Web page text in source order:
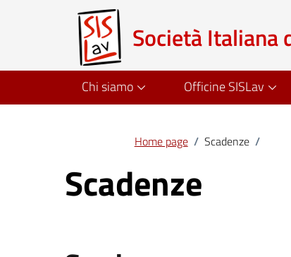
Società Italiana
Chi siamo Officine SISLav
Home page / Scadenze /
Scadenze